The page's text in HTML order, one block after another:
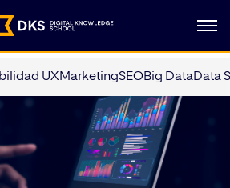
UXMarketingSEOBig DataData